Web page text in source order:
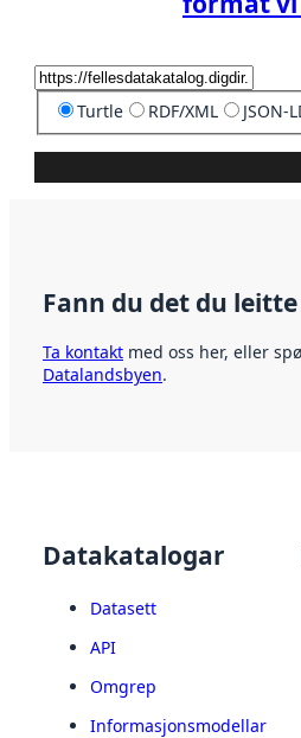
Turtle RDF/XML JSON-
Fann du det du
Ta kontakt med oss her, eller
Datalandsbyen.
Datakatalogar
Datasett
API
Omgrep
Informasjonsmodellar